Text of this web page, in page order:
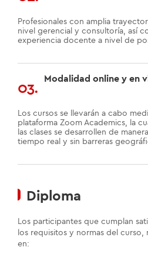
Profesionales con amplia
nivel gerencial y consultoría, así
experiencia docente a nivel de
03.
Modalidad online y en
Los cursos se llevarán a cabo
plataforma Zoom Academics, la
las clases se desarrollen de
tiempo real y sin barreras
Diploma
Los participantes que cumplan
los requisitos y normas del
en: